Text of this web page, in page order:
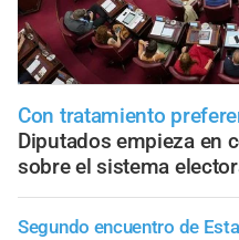
Con tratamiento
Diputados empieza en
sobre el sistema
Segundo encuentro de